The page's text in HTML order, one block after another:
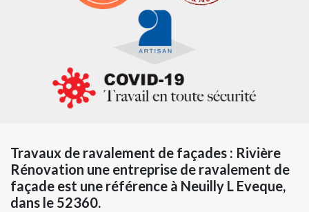
Travaux de ravalement de façades : Rivière
Rénovation une entreprise de ravalement de
façade est une référence à Neuilly L Eveque,
dans le 52360.